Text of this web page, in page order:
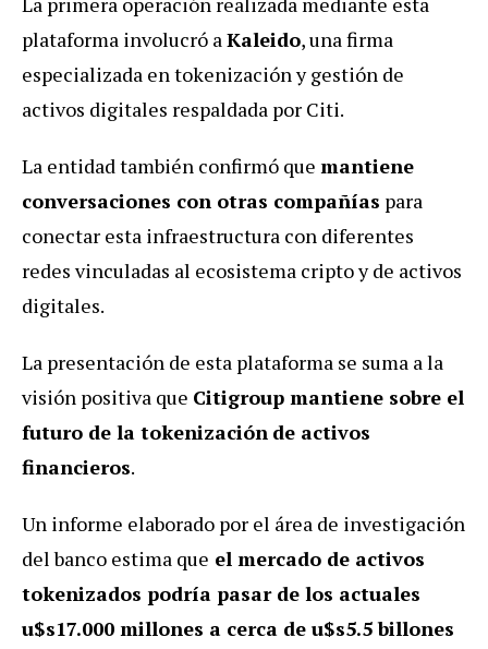
plataforma involucró aKaleido, una firma
especializada en tokenización y gestión de
activos digitales respaldada por Citi.
La entidad también confirmó que mantiene
conversaciones con otras compañías para
conectar esta infraestructura con diferentes
redes vinculadas al ecosistema cripto y de activos
digitales.
La presentación de esta plataforma se suma a la
visión positiva que Citigroup mantiene sobre el
futuro de la tokenización de activos
financieros.
Un informe elaborado por el área de investigación
del banco estima que el mercado de activos
tokenizados podría pasar de los actuales
u$s17.000 millones a cerca de u$s5.5 billones